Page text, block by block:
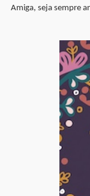
Amiga, seja sempre